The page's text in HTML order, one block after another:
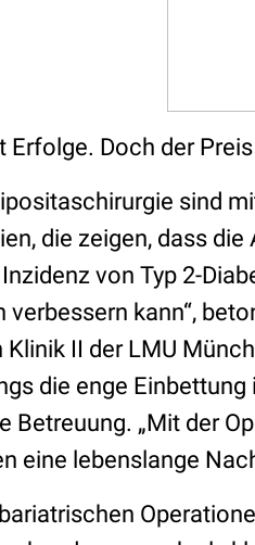
Erfolge. Doch der
sind
die zeigen, dass
von Typ 2-
verbessern kann“,
II der LMU
die enge
Betreuung. „Mit der
eine lebenslange